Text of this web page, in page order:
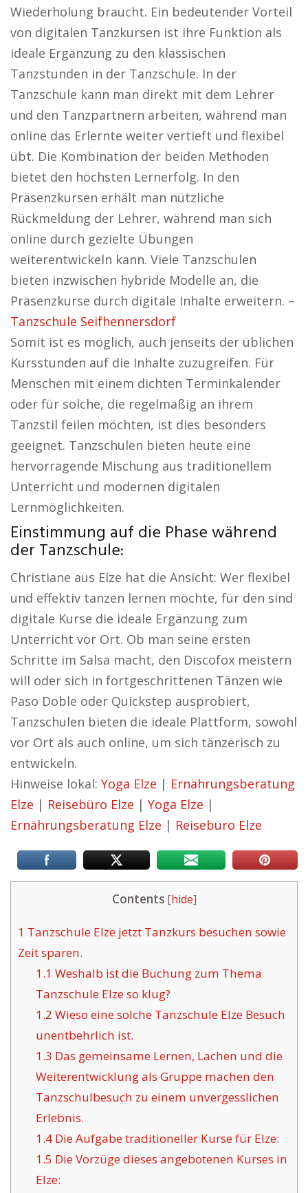
Wiederholung braucht. Ein bedeutender Vorteil
von digitalen Tanzkursen ist ihre Funktion als
ideale Ergänzung zu den klassischen
Tanzstunden in der Tanzschule. In der
Tanzschule kann man direkt mit dem Lehrer
und den Tanzpartnern arbeiten, während man
online das Erlernte weiter vertieft und flexibel
übt. Die Kombination der beiden Methoden
bietet den höchsten Lernerfolg. In den
Präsenzkursen erhält man nützliche
Rückmeldung der Lehrer, während man sich
online durch gezielte Übungen
weiterentwickeln kann. Viele Tanzschulen
bieten inzwischen hybride Modelle an, die
Präsenzkurse durch digitale Inhalte erweitern. –
Tanzschule Seifhennersdorf
Somit ist es möglich, auch jenseits der üblichen
Kursstunden auf die Inhalte zuzugreifen. Für
Menschen mit einem dichten Terminkalender
oder für solche, die regelmäßig an ihrem
Tanzstil feilen möchten, ist dies besonders
geeignet. Tanzschulen bieten heute eine
hervorragende Mischung aus traditionellem
Unterricht und modernen digitalen
Lernmöglichkeiten.
Einstimmung auf die Phase während
der Tanzschule:
Christiane aus Elze hat die Ansicht: Wer flexibel
und effektiv tanzen lernen möchte, für den sind
digitale Kurse die ideale Ergänzung zum
Unterricht vor Ort. Ob man seine ersten
Schritte im Salsa macht, den Discofox meistern
will oder sich in fortgeschrittenen Tänzen wie
Paso Doble oder Quickstep ausprobiert,
Tanzschulen bieten die ideale Plattform, sowohl
vor Ort als auch online, um sich tänzerisch zu
entwickeln.
Hinweise lokal: Yoga Elze | Ernährungsberatung
Elze | Reisebüro Elze | Yoga Elze |
Ernährungsberatung Elze | Reisebüro Elze
Contents [hide]
1 Tanzschule Elze jetzt Tanzkurs besuchen sowie
Zeit sparen.
1.1 Weshalb ist die Buchung zum Thema
Tanzschule Elze so klug?
1.2 Wieso eine solche Tanzschule Elze Besuch
unentbehrlich ist.
1.3 Das gemeinsame Lernen, Lachen und die
Weiterentwicklung als Gruppe machen den
Tanzschulbesuch zu einem unvergesslichen
Erlebnis.
1.4Die Aufgabe traditioneller Kurse für Elze:
1.5 Die Vorzüge dieses angebotenen Kurses in
Elze: